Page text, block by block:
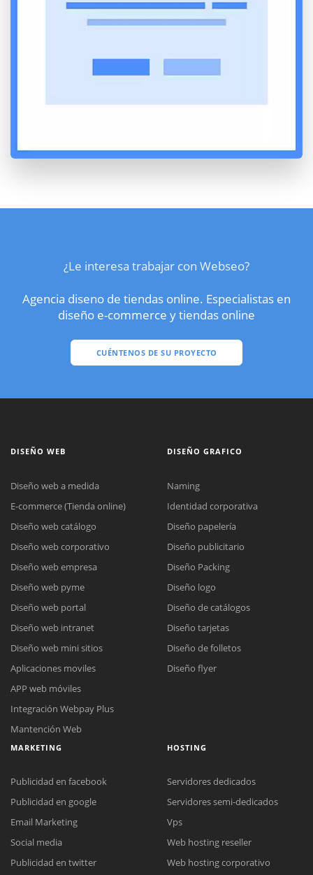
¿Le interesa trabajar con Webseo?
Agencia diseno de tiendas online. Especialistas en
diseño e-commerce y tiendas online
CUÉNTENOS DE SU PROYECTO
DISEÑO WEB
Diseño web a medida
E-commerce (Tienda online)
Diseño web catálogo
Diseño web corporativo
Diseño web empresa
Diseño web pyme
Diseño web portal
Diseño web intranet
Diseño web mini sitios
Aplicaciones moviles
APP web móviles
Integración Webpay Plus
Mantención Web
DISEÑO GRAFICO
Naming
Identidad corporativa
Diseño papelería
Diseño publicitario
Diseño Packing
Diseño logo
Diseño de catálogos
Diseño tarjetas
Diseño de folletos
Diseño flyer
MARKETING
Publicidad en facebook
Publicidad en google
Email Marketing
Social media
Publicidad en twitter
HOSTING
Servidores dedicados
Servidores semi-dedicados
Vps
Web hosting reseller
Web hosting corporativo